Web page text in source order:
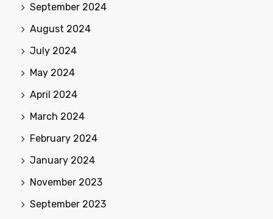
September 2024
August 2024
July 2024
May 2024
April 2024
March 2024
February 2024
January 2024
November 2023
September 2023